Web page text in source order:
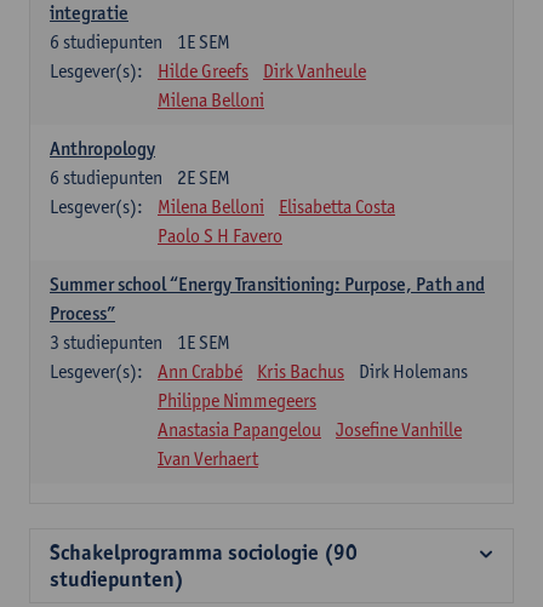
integratie
1E SEM
6 studiepunten
Lesgever(s):
Hilde Greefs
Dirk Vanheule
Milena Belloni
Anthropology
2E SEM
6 studiepunten
Lesgever(s):
Milena Belloni
Elisabetta Costa
Paolo S H Favero
Summer school “Energy Transitioning: Purpose, Path and
Process”
1E SEM
3 studiepunten
Lesgever(s):
Ann Crabbé Kris Bachus
Dirk Holemans
Philippe Nimmegeers
Anastasia Papangelou
Josefine Vanhille
Ivan Verhaert
Schakelprogramma sociologie (90
studiepunten)